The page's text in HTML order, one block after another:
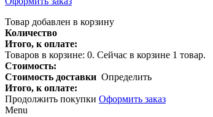
Товар добавлен в корзину
Количество
Итого, к оплате:
Товаров в корзине: 0. Сейчас в корзине 1 товар.
Стоимость:
Стоимость доставки Определить
Итого, к оплате:
Продолжить покупки Оформить заказ
Menu